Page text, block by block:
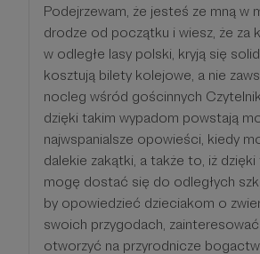
Podejrzewam, że jesteś ze mną w
drodze od początku i wiesz, że za
w odległe lasy polski, kryją się
kosztują bilety kolejowe, a nie
nocleg wśród gościnnych
dzięki takim wypadom powstają
najwspanialsze opowieści, kiedy
dalekie zakątki, a także to, iż
mogę dostać się do odległych
by opowiedzieć dzieciakom o
swoich przygodach, zainteresować
otworzyć na przyrodnicze